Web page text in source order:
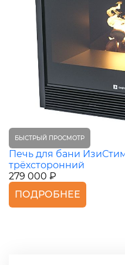
БЫСТРЫЙ ПРОСМОТР
Печь для бани
трёхсторонний
279 000 ₽
ПОДРОБНЕЕ